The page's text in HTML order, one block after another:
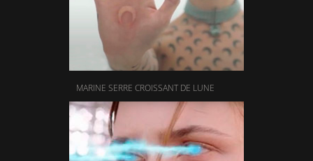
MARINE SERRE CROISSANT DE LUNE